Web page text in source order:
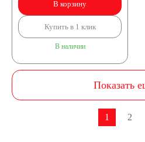
В корзину
Купить в 1 клик
В наличии
Показать
1 2